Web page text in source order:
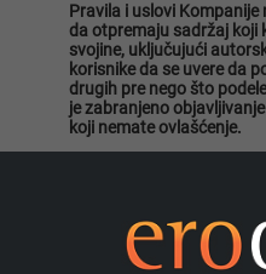
Pravila i uslovi
da otpremaju sadržaj koji
svojine, uključujući
korisnike da se uvere da
drugih pre nego što
je zabranjeno
koji nemate ovlašćenje.
ili imate direktna
podstičemo vas da nas
imejla nainfo@xlist.rs,
pregleda sadržaja i